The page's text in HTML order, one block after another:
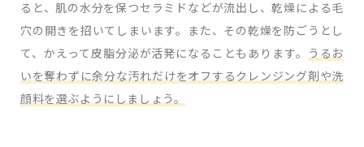
ると、肌の水分を保つセラミドなどが流出し、乾燥による毛
穴の開きを招いてしまいます。また、その乾燥を防ごうとし
て、かえって皮脂分泌が活発になることもあります。 うるお
いを奪わずに余分な汚れだけをオフするクレンジング剤や洗
顔料を選ぶようにしましょう。